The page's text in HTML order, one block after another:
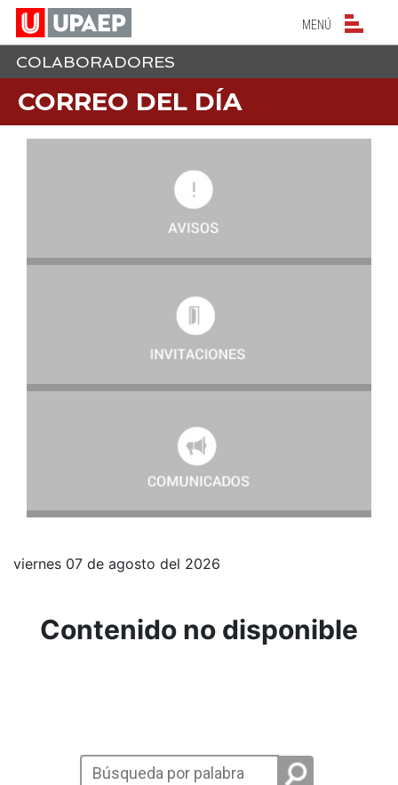
NAVEGACIÓN
MENÚ
COLABORADORES
CORREO DEL DÍA
viernes 07 de agosto del 2026
Contenido no disponible